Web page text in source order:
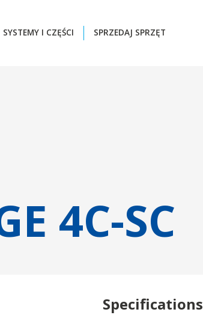
SYSTEMY I CZĘŚCI SPRZEDAJ SPRZĘT
4C-SC
Specifications